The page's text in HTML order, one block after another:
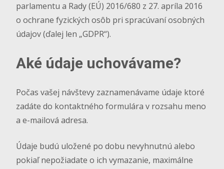
parlamentu a Rady (EÚ) 2016/680 z 27. apríla 2016
o ochrane fyzických osôb pri spracúvaní osobných
údajov (ďalej len „GDPR“).
Aké údaje uchovávame?
Počas vašej návštevy zaznamenávame údaje ktoré
zadáte do kontaktného formulára v rozsahu meno
a e-mailová adresa.
Údaje budú uložené po dobu nevyhnutnú alebo
pokiaľ nepožiadate o ich vymazanie, maximálne